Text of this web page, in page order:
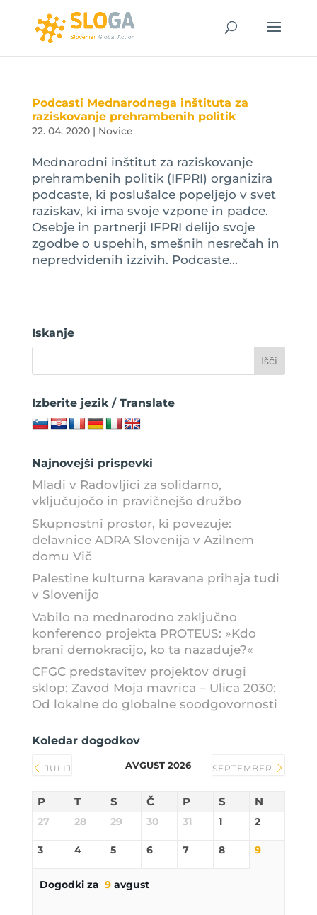
Podcasti Mednarodnega inštituta za
raziskovanje prehrambenih politik
22. 04. 2020| Novice
Mednarodni inštitut za raziskovanje
prehrambenih politik (IFPRI) organizira
podcaste, ki poslušalce popeljejo v svet
raziskav, ki ima svoje vzpone in padce.
Osebje in partnerji IFPRI delijo svoje
zgodbe o uspehih, smešnih nesrečah in
nepredvidenih izzivih. Podcaste...
Iskanje
Izberite jezik / Translate
Najnovejši prispevki
Mladi v Radovljici za solidarno,
vključujočo in pravičnejšo družbo
Skupnostni prostor, ki povezuje:
delavnice ADRA Slovenija v Azilnem
domu Vič
Palestine kulturna karavana prihaja tudi
v Slovenijo
Vabilo na mednarodno zaključno
konferenco projekta PROTEUS: »Kdo
brani demokracijo, ko ta nazaduje?«
CFGC predstavitev projektov drugi
sklop: Zavod Moja mavrica – Ulica 2030:
Od lokalne do globalne soodgovornosti
Koledar dogodkov
JULIJ AVGUST 2026 SEPTEMBER
P T S Č P S N
27 28 29 30 31 1 2
3 4 5 6 7 8 9
Dogodki za 9avgust